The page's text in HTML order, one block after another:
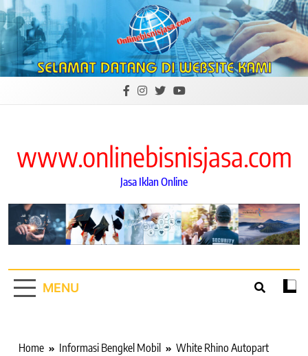
Skip
to
content
www.onlinebisnisjasa.com
Jasa Iklan Online
MENU
Home Informasi Bengkel Mobil White Rhino Autopart